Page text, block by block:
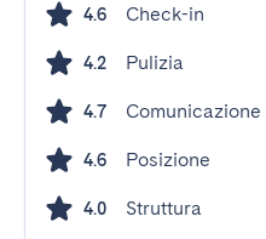
4.6 Check-in
4.2 Pulizia
4.7 Comunicazione
4.6 Posizione
4.0 Struttura